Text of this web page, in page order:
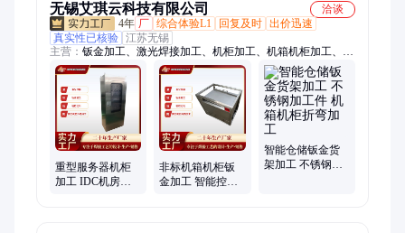
无锡艾琪云科技有限公司
洽谈
4年 厂 综合体验L1 回复及时 出价迅速
真实性已核验 江苏无锡
主营： 钣金加工、激光焊接加工、机柜加工、机箱机柜加工、机
箱外壳加工、激光焊接
重型服务器机柜
加工 IDC机房抗
非标机箱机柜钣
金加工 智能控制
智能仓储钣金货
架加工 不锈钢加